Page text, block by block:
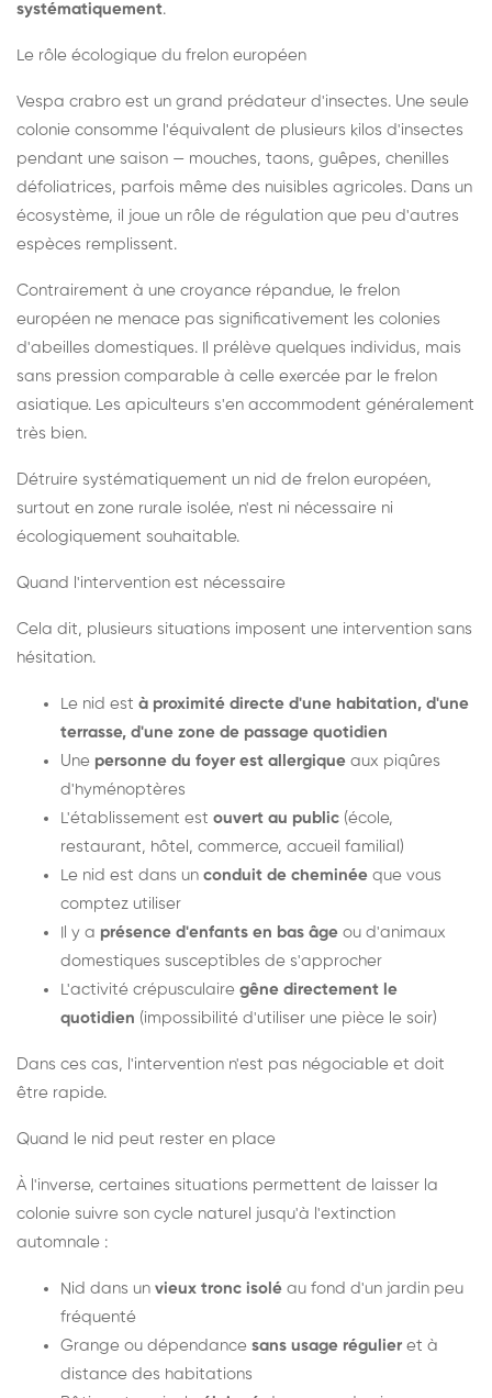
systématiquement.
Le rôle écologique du frelon européen
Vespa crabro est un grand prédateur d'insectes. Une seule
colonie consomme l'équivalent de plusieurs kilos d'insectes
pendant une saison — mouches, taons, guêpes, chenilles
défoliatrices, parfois même des nuisibles agricoles. Dans un
écosystème, il joue un rôle de régulation que peu d'autres
espèces remplissent.
Contrairement à une croyance répandue, le frelon
européen ne menace pas significativement les colonies
d'abeilles domestiques. Il prélève quelques individus, mais
sans pression comparable à celle exercée par le frelon
asiatique. Les apiculteurs s'en accommodent généralement
très bien.
Détruire systématiquement un nid de frelon européen,
surtout en zone rurale isolée, n'est ni nécessaire ni
écologiquement souhaitable.
Quand l'intervention est nécessaire
Cela dit, plusieurs situations imposent une intervention sans
hésitation.
Le nid est à proximité directe d'une habitation, d'une
terrasse, d'une zone de passage quotidien
Une personne du foyer est allergique aux piqûres
d'hyménoptères
L'établissement est ouvert au public (école,
restaurant, hôtel, commerce, accueil familial)
Le nid est dans un conduit de cheminée que vous
comptez utiliser
Il y a présence d'enfants en bas âge ou d'animaux
domestiques susceptibles de s'approcher
L'activité crépusculaire gêne directement le
quotidien (impossibilité d'utiliser une pièce le soir)
Dans ces cas, l'intervention n'est pas négociable et doit
être rapide.
Quand le nid peut rester en place
À l'inverse, certaines situations permettent de laisser la
colonie suivre son cycle naturel jusqu'à l'extinction
automnale :
Nid dans un vieux tronc isolé au fond d'un jardin peu
fréquenté
Grange ou dépendance sans usage régulier et à
distance des habitations